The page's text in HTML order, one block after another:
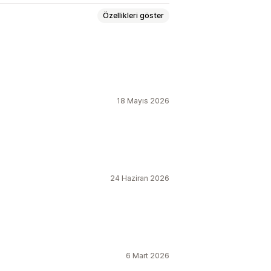
Özellikleri göster
18 Mayıs 2026
24 Haziran 2026
6 Mart 2026